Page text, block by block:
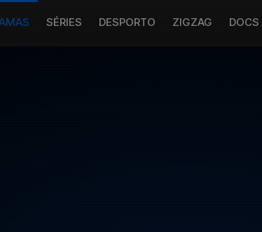
SÉRIES DESPORTO ZIGZAG DOCS